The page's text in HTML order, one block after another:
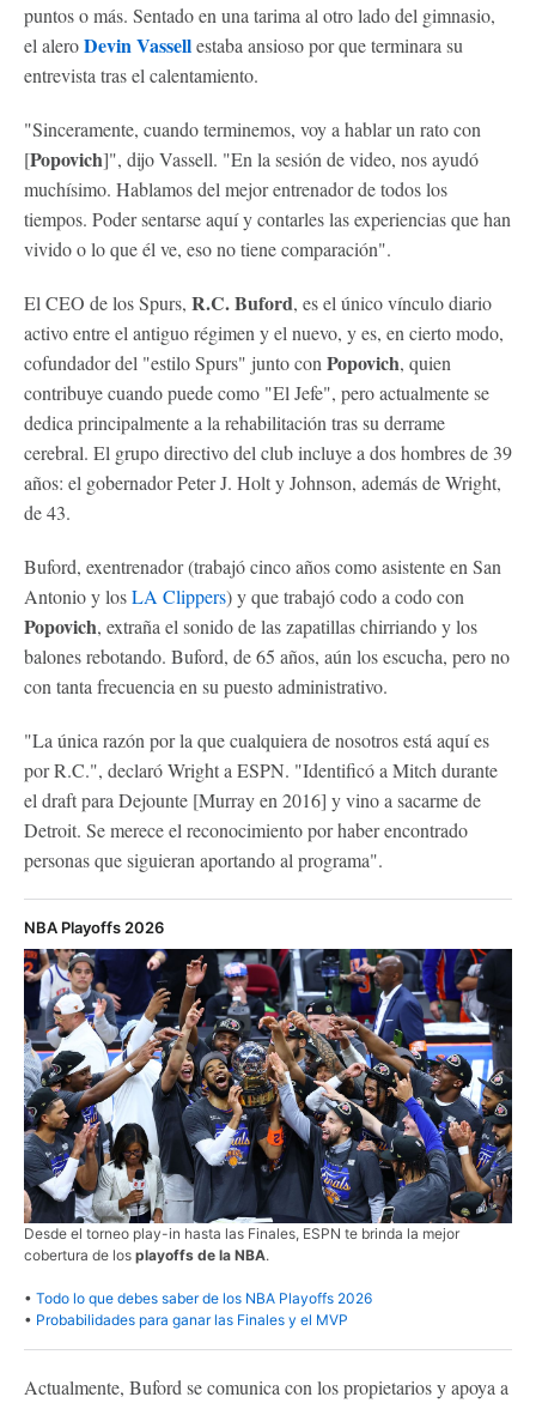
puntos o más. Sentado en una tarima al otro lado del gimnasio,
el aleroDevin Vassellestaba ansioso por que terminara su
entrevista tras el calentamiento.
"Sinceramente, cuando terminemos, voy a hablar un rato con
[Popovich]", dijo Vassell. "En la sesión de video, nos ayudó
muchísimo. Hablamos del mejor entrenador de todos los
tiempos. Poder sentarse aquí y contarles las experiencias que han
vivido o lo que él ve, eso no tiene comparación".
El CEO de los Spurs, R.C. Buford, es el único vínculo diario
activo entre el antiguo régimen y el nuevo, y es, en cierto modo,
cofundador del "estilo Spurs" junto con Popovich, quien
contribuye cuando puede como "El Jefe", pero actualmente se
dedica principalmente a la rehabilitación tras su derrame
cerebral. El grupo directivo del club incluye a dos hombres de 39
años: el gobernador Peter J. Holt y Johnson, además de Wright,
de 43.
Buford, exentrenador (trabajó cinco años como asistente en San
Antonio y losLA Clippers) y que trabajó codo a codo con
Popovich, extraña el sonido de las zapatillas chirriando y los
balones rebotando. Buford, de 65 años, aún los escucha, pero no
con tanta frecuencia en su puesto administrativo.
"La única razón por la que cualquiera de nosotros está aquí es
por R.C.", declaró Wright a ESPN. "Identificó a Mitch durante
el draft para Dejounte [Murray en 2016] y vino a sacarme de
Detroit. Se merece el reconocimiento por haber encontrado
personas que siguieran aportando al programa".
NBA Playoffs 2026
Desde el torneo play-in hasta las Finales, ESPN te brinda la mejor
cobertura de los playoffs de la NBA.
• Todo lo que debes saber de los NBA Playoffs 2026
• Probabilidades para ganar las Finales y el MVP
Actualmente, Buford se comunica con los propietarios y apoya a